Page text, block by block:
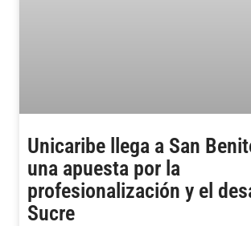
Unicaribe llega a San
una apuesta por la
profesionalización y el
Sucre